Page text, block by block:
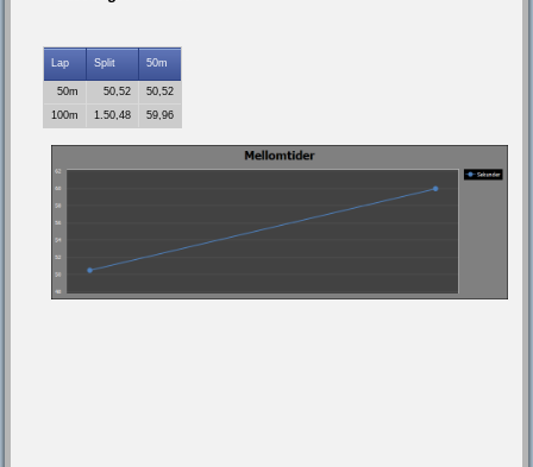
Lap Split 50m
50m 50,52
50,52
100m
1.50,48 59,96